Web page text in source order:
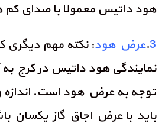
هود داتیس معمولا با صدای کم
3
.عرض هود: نکته مهم دیگری
نمایندگی هود داتیس در کرج
توجه به عرض هود است.
باید با عرض اجاق گاز یکسان